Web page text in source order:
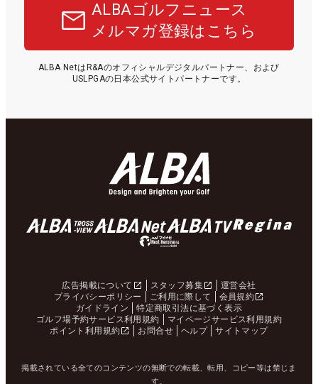
ALBAゴルフニュース
メルマガ登録はこちら
ALBA NetはR&Aのオフィシャルデジタルパートナー、および
USLPGAの日本公式サイトパートナーです。
広告掲載について スタッフ募集
運営会社
プライバシーポリシー
ご利用に際して
会員規約
ガイドライン
特定商取引法に基づく表示
ゴルフ場予約サービス利用規約
マイページサービス利用規約
ポイント利用規約
お問合せ ヘルプ サイトマップ
掲載されている全てのコンテンツの無断での転載、転用、コピー等は禁じま
す。